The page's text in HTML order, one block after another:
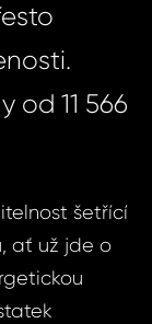
od 11 566
šetřící
ať už jde o